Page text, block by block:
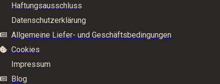
Haftungsausschluss
Datenschutzerklärung
Allgemeine Liefer- und Geschäftsbedingungen
Cookies
Impressum
Blog